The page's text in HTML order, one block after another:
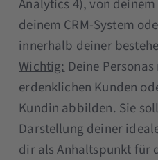
Analytics 4), von
deinem CRM-System
innerhalb deiner
Wichtig:Deine
erdenklichen Kunden
Kundin abbilden. Sie
Darstellung deiner
dir als Anhaltspunkt für